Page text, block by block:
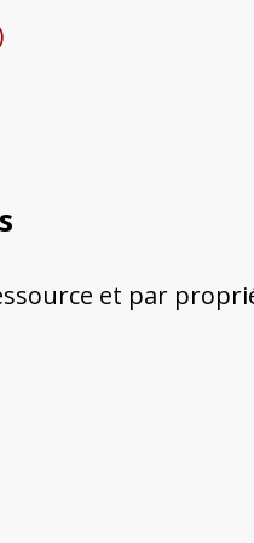
et par